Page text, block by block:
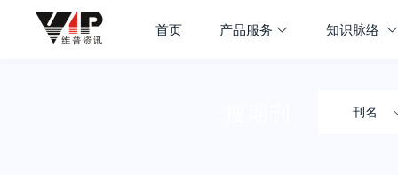
首页 产品服务 知识脉络
刊名